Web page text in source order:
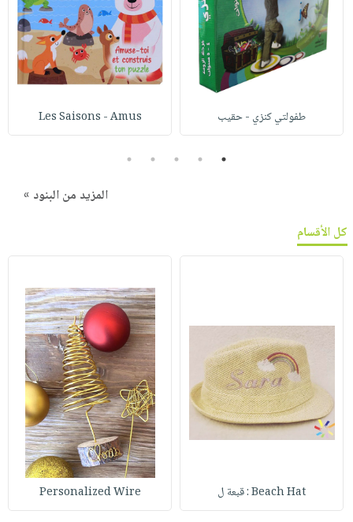
طفولتي كنزي - حقيب Les Saisons - Amus
1
2
3
4
5
المزيد من البنود »
كل الأقسام
Beach Hat : قبعة ل Personalized Wire